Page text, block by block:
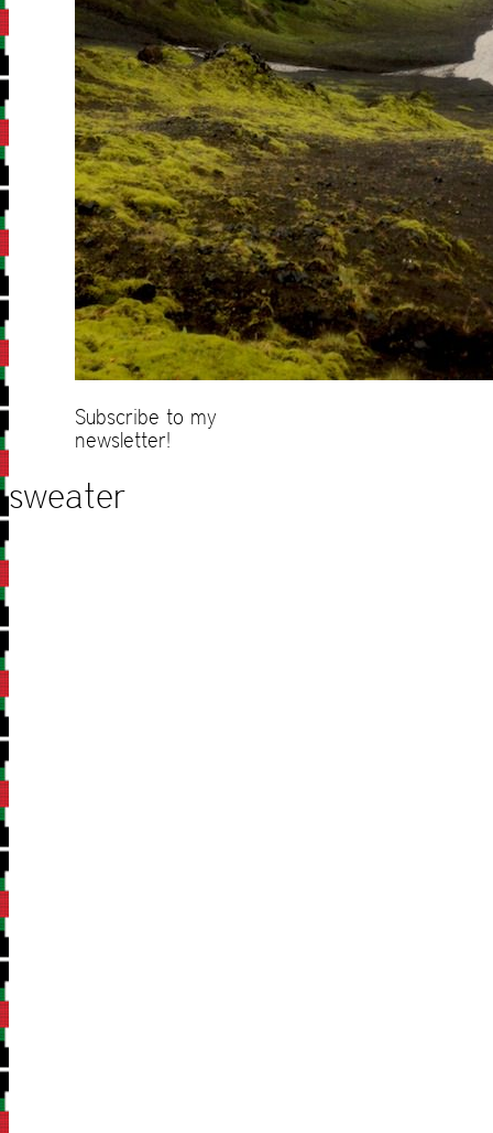
Subscribe to my
newsletter!
sweater